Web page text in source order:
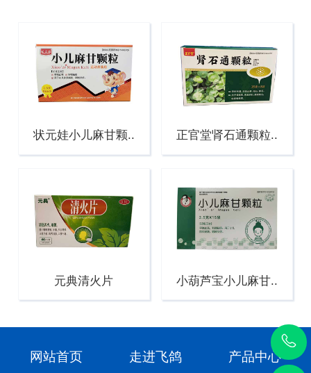
状元娃小儿麻甘颗.. 正官堂肾石通颗粒..
元典清火片 小葫芦宝小儿麻甘..
网站首页 走进飞鸽 产品中心